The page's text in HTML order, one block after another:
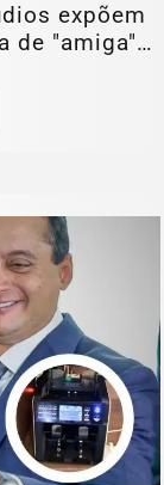
expõem
de "amiga"